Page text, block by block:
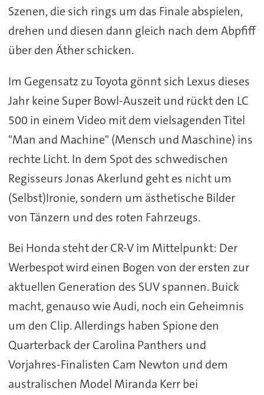
Szenen, die sich rings um das Finale abspielen,
drehen und diesen dann gleich nach dem Abpfiff
über den Äther schicken.
Im Gegensatz zu Toyota gönnt sich Lexus dieses
Jahr keine Super Bowl-Auszeit und rückt den LC
500 in einem Video mit dem vielsagenden Titel
"Man and Machine" (Mensch und Maschine) ins
rechte Licht. In dem Spot des schwedischen
Regisseurs Jonas Akerlund geht es nicht um
(Selbst)Ironie, sondern um ästhetische Bilder
von Tänzern und des roten Fahrzeugs.
Bei Honda steht der CR-V im Mittelpunkt: Der
Werbespot wird einen Bogen von der ersten zur
aktuellen Generation des SUV spannen. Buick
macht, genauso wie Audi, noch ein Geheimnis
um den Clip. Allerdings haben Spione den
Quarterback der Carolina Panthers und
Vorjahres-Finalisten Cam Newton und dem
australischen Model Miranda Kerr bei